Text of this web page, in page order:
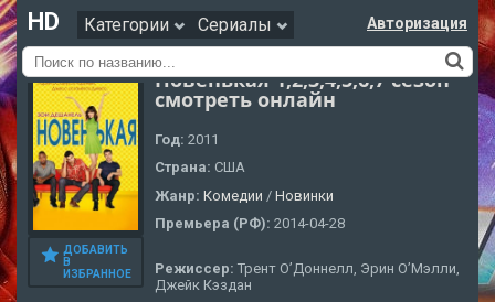
HD Категории Сериалы Авторизация
ДОБАВИТЬ
В
ИЗБРАННОЕ
Новенькая 1,2,3,4,5,6,7 сезон
смотреть онлайн
Год: 2011
Страна: США
Жанр: Комедии / Новинки
Премьера (РФ): 2014-04-28
Режиссер: Трент О’Доннелл, Эрин О’Мэлли,
Джейк Кэздан